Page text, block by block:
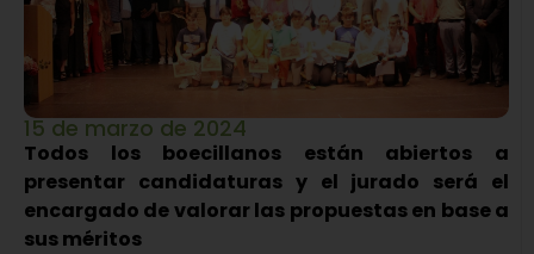
15 de marzo de 2024
Todos los boecillanos están abiertos a
presentar candidaturas y el jurado será el
encargado de valorar las propuestas en base a
sus méritos